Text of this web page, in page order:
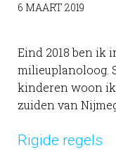
6 MAART 2019
Eind 2018 ben ik
milieuplanoloog.
kinderen woon
zuiden van
Rigide regels